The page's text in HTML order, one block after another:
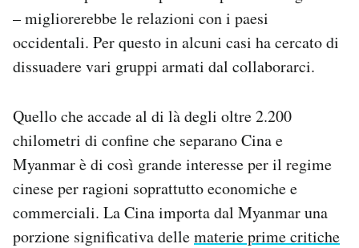
– migliorerebbe le relazioni con i paesi
occidentali. Per questo in alcuni casi ha cercato di
dissuadere vari gruppi armati dal collaborarci.
Quello che accade al di là degli oltre 2.200
chilometri di confine che separano Cina e
Myanmar è di così grande interesse per il regime
cinese per ragioni soprattutto economiche e
commerciali. La Cina importa dal Myanmar una
porzione significativa dellematerie prime critiche